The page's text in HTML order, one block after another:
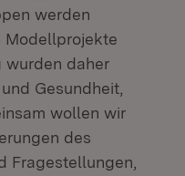
werden
Modellprojekte
wurden daher
Gesundheit,
wollen wir
des
Fragestellungen,